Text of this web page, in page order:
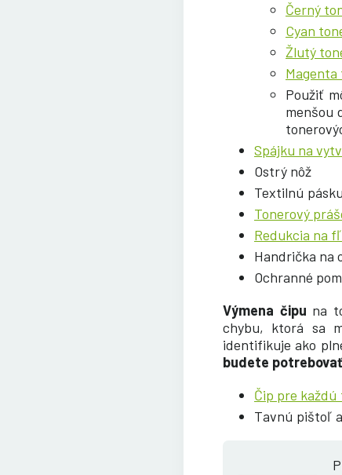
Černý
Cyan
Žlutý
Magenta
Použiť
menšou
Spájku na
Ostrý nôž
Textilnú
Tonerový
Redukcia na
Handrička na
Ochranné
Výmena čipu na
chybu, ktorá sa
identifikuje ako
budete potrebovať
Čip pre
Tavnú pištoľ